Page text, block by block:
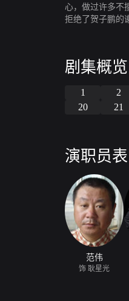
心，做过许多不
拒绝了贺子鹏的
剧集概览
1 2
20
21
演职员表
范伟
饰 耿星光